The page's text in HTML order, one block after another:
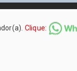
Clique: